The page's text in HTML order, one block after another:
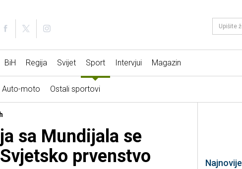
BiH Regija Svijet Sport Intervjui Magazin
Auto-moto Ostali sportovi
sa Mundijala se
prvenstvo
Najnovije